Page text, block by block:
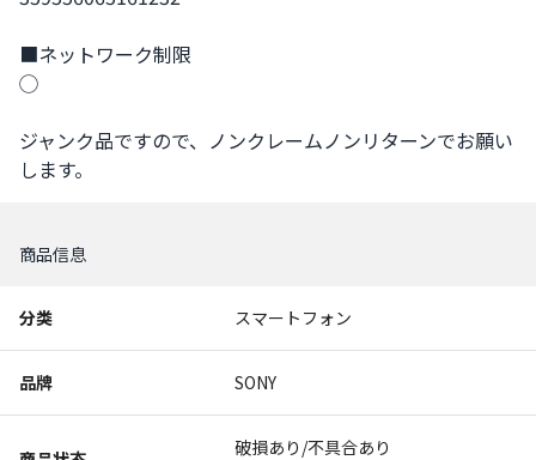
■ネットワーク制限
◯
ジャンク品ですので、ノンクレームノンリターンでお願い
します。
商品信息
分类 スマートフォン
品牌 SONY
破損あり/不具合あり